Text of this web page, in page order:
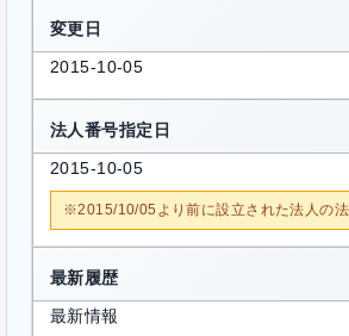
変更日
2015-10-05
法人番号指定日
2015-10-05
※2015/10/05より前に設立された法人の
最新履歴
最新情報